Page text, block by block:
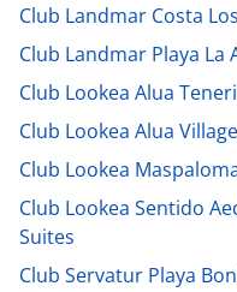
Club Landmar Costa
Club Landmar Playa La
Club Lookea Alua
Club Lookea Alua Village
Club Lookea
Club Lookea Sentido
Suites
Club Servatur Playa